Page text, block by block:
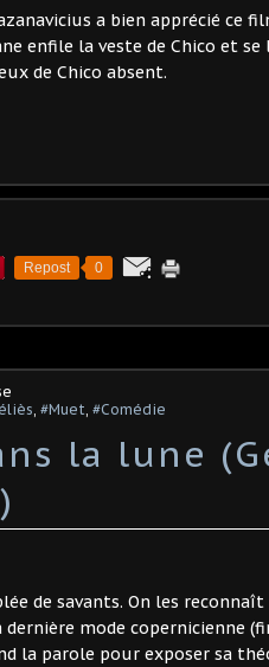
a bien apprécié ce
enfile la veste de Chico et se
de Chico absent.
Repost 0
#Muet #Comédie
la lune
de savants. On les
mode copernicienne
la parole pour exposer sa